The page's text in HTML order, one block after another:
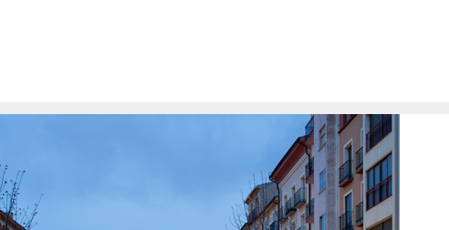
author/redaccion/